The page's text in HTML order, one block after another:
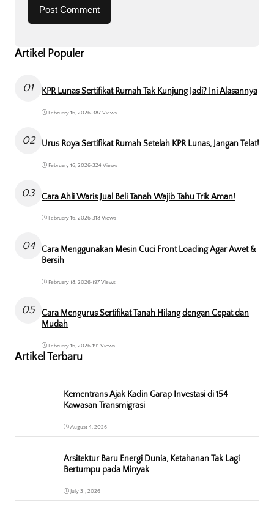
Artikel Populer
01 KPR Lunas Sertifikat Rumah Tak Kunjung Jadi? Ini Alasannya
February 16, 2026• 387 Views
02 Urus Roya Sertifikat Rumah Setelah KPR Lunas, Jangan Telat!
February 16, 2026•324 Views
03 Cara Ahli Waris Jual Beli Tanah Wajib Tahu Trik Aman!
February 16, 2026•318 Views
04
Cara Menggunakan Mesin Cuci Front Loading Agar Awet &
Bersih
February 18, 2026•197 Views
05
Cara Mengurus Sertifikat Tanah Hilang dengan Cepat dan
Mudah
February 16, 2026•191 Views
Artikel Terbaru
Kementrans Ajak Kadin Garap Investasi di 154
Kawasan Transmigrasi
August 4, 2026
Arsitektur Baru Energi Dunia, Ketahanan Tak Lagi
Bertumpu pada Minyak
July 31, 2026